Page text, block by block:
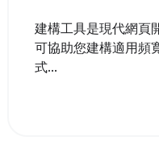
建構工具是現代網頁
可協助您建構適用頻
式...